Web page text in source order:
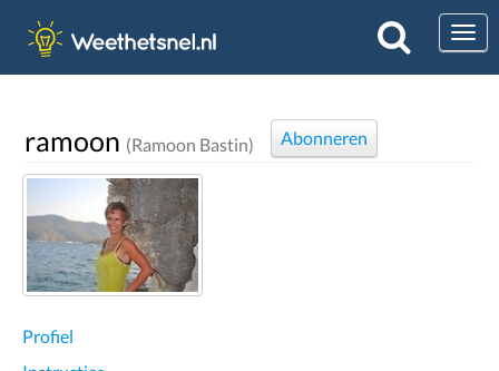
ramoon (Ramoon Bastin) Abonneren
Profiel